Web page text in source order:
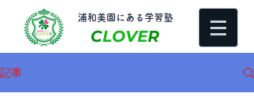
​浦和美園にある学習塾
CLOVER
記事